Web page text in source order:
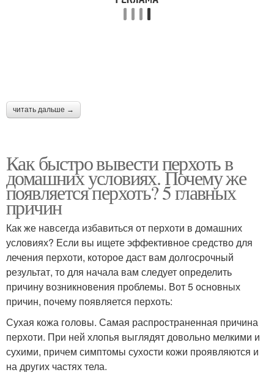
читать дальше →
Как быстро вывести перхоть в
домашних условиях. Почему же
появляется перхоть? 5 главных
причин
Как же навсегда избавиться от перхоти в домашних
условиях? Если вы ищете эффективное средство для
лечения перхоти, которое даст вам долгосрочный
результат, то для начала вам следует определить
причину возникновения проблемы. Вот 5 основных
причин, почему появляется перхоть:
Сухая кожа головы. Самая распространенная причина
перхоти. При ней хлопья выглядят довольно мелкими и
сухими, причем симптомы сухости кожи проявляются и
на других частях тела.